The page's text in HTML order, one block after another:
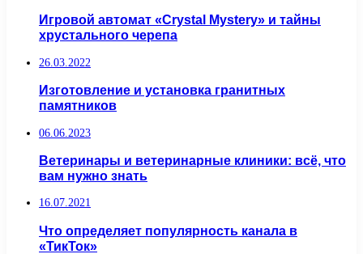
Игровой автомат «Crystal Mystery» и тайны
хрустального черепа
26.03.2022
Изготовление и установка гранитных
памятников
06.06.2023
Ветеринары и ветеринарные клиники: всё, что
вам нужно знать
16.07.2021
Что определяет популярность канала в
«ТикТок»